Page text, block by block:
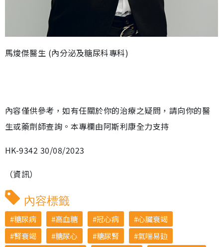
馬焌傑醫生 (內分泌及糖尿科專科)
內容僅供參考，如有任關於你的治療之疑問，請向你的醫
生或藥劑師查詢。本專欄由阿斯利康全力支持
HK-9342 30/08/2023
（資訊）
內容標籤
糖尿病 高血糖 冠心病
心臟衰竭
腎衰竭
糖尿心 糖尿腎
氣喘易攰